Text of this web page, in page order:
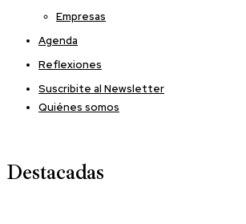
Empresas
Agenda
Reflexiones
Suscribite al Newsletter
Quiénes somos
Destacadas